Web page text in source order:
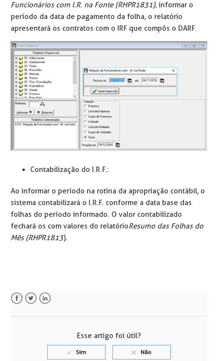
Funcionários com I.R. na Fonte (RHPR1831), informar o
período da data de pagamento da folha, o relatório
apresentará os contratos com o IRF que compôs o DARF.
Contabilização do I.R.F.:
Ao informar o período na rotina da apropriação contábil, o
sistema contabilizará o I.R.F. conforme a data base das
folhas do período informado. O valor contabilizado
fechará os com valores do relatórioResumo das Folhas do
Mês (RHPR1813).
Esse artigo foi útil?